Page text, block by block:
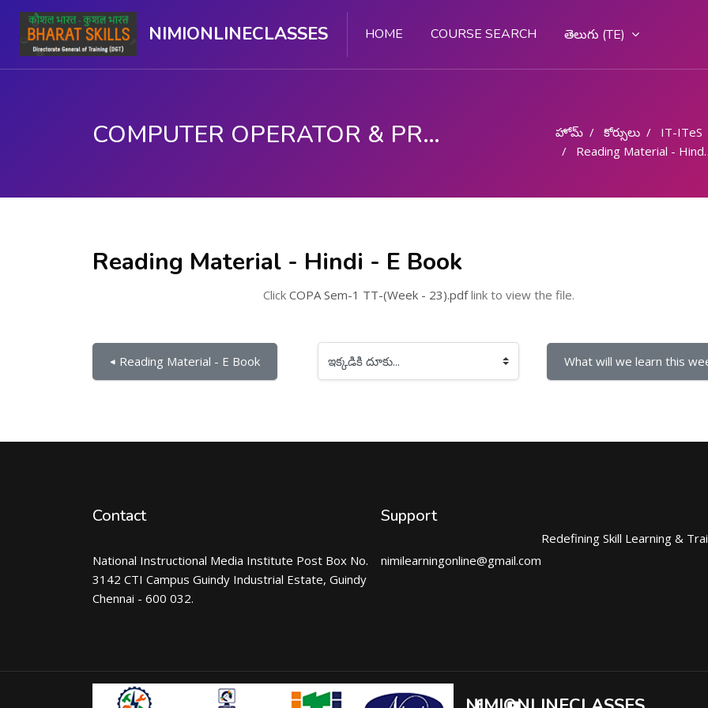
NIMIONLINECLASSES HOME COURSE SEARCH తెలుగు ‎(TE)‎
COMPUTER OPERATOR & PROGRAMMING ASSISTANT (COPA) హోమ్ కోర్సులు IT-ITeS
Reading Material - Hindi - E Book
Reading Material - Hindi - E Book
Click COPA Sem-1 TT-(Week - 23).pdflink to view the file.
◀︎ Reading Material - E Book ఇక్కడికి దూకు... What will we learn this
Contact
National Instructional Media Institute Post Box No.
3142 CTI Campus Guindy Industrial Estate, Guindy
Chennai - 600 032.
Support
nimilearningonline@gmail.com
Redefining Skill Learning &